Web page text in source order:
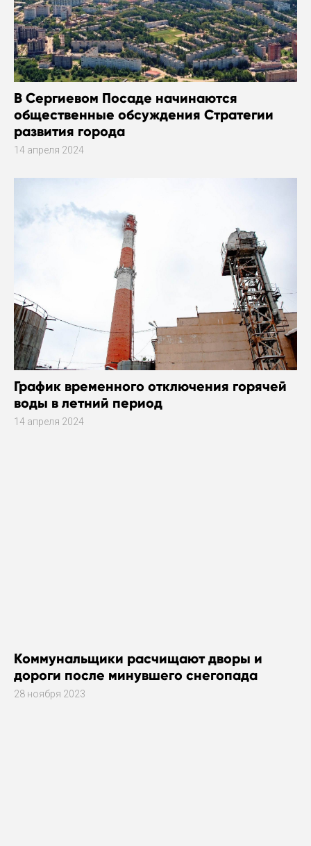
В Сергиевом Посаде начинаются
общественные обсуждения Стратегии
развития города
14 апреля 2024
График временного отключения горячей
воды в летний период
14 апреля 2024
Коммунальщики расчищают дворы и
дороги после минувшего снегопада
28 ноября 2023